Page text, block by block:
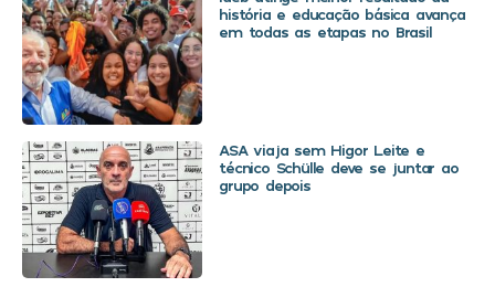
história e educação básica avança
em todas as etapas no Brasil
ASA viaja sem Higor Leite e
técnico Schülle deve se juntar ao
grupo depois